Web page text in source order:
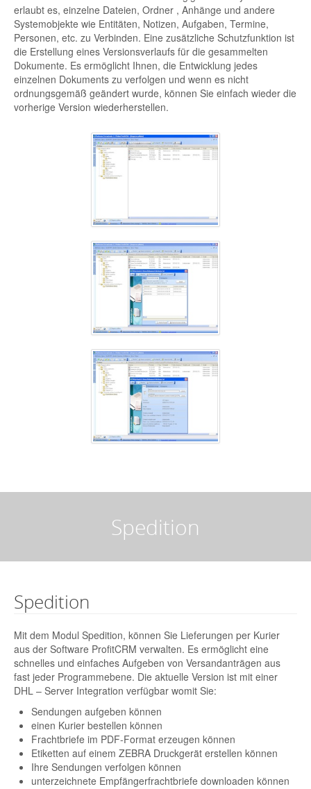
erlaubt es, einzelne Dateien, Ordner , Anhänge und andere
Systemobjekte wie Entitäten, Notizen, Aufgaben, Termine,
Personen, etc. zu Verbinden. Eine zusätzliche Schutzfunktion ist
die Erstellung eines Versionsverlaufs für die gesammelten
Dokumente. Es ermöglicht Ihnen, die Entwicklung jedes
einzelnen Dokuments zu verfolgen und wenn es nicht
ordnungsgemäß geändert wurde, können Sie einfach wieder die
vorherige Version wiederherstellen.
Spedition
Spedition
Mit dem Modul Spedition, können Sie Lieferungen per Kurier
aus der Software ProfitCRM verwalten. Es ermöglicht eine
schnelles und einfaches Aufgeben von Versandanträgen aus
fast jeder Programmebene. Die aktuelle Version ist mit einer
DHL – Server Integration verfügbar womit Sie:
Sendungen aufgeben können
einen Kurier bestellen können
Frachtbriefe im PDF-Format erzeugen können
Etiketten auf einem ZEBRA Druckgerät erstellen können
Ihre Sendungen verfolgen können
unterzeichnete Empfängerfrachtbriefe downloaden können